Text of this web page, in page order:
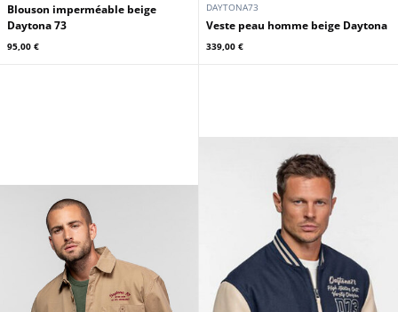
Blouson imperméable beige
Daytona 73
95,00 €
DAYTONA73
Veste peau homme beige Daytona
339,00 €